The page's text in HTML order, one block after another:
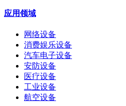
应用领域
网络设备
消费娱乐设备
汽车电子设备
安防设备
医疗设备
工业设备
航空设备